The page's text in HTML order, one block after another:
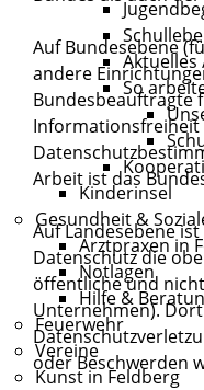
Aktuelles
So
Kinderinsel
Gesundheit &
Arztpraxen in
Notlagen
Hilfe &
Feuerwehr
Vereine
Kunst in Feldberg
Auf Bundesebene
andere
Bundesbeauftragte
Informationsfreiheit
Arbeit ist das
Auf Landesebene
Datenschutz die
öffentliche und
Unternehmen).
oder Beschwerden